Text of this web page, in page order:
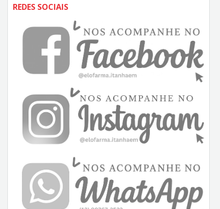
REDES SOCIAIS